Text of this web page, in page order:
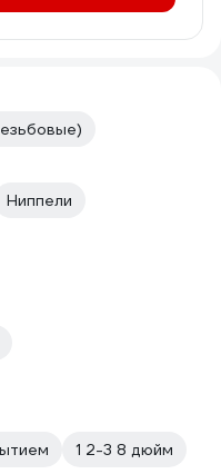
Ниппели
1 2-3 8 дюйм